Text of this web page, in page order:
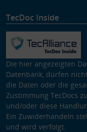
TecDoc Inside
Die hier angezeigten
Datenbank, dürfen
die Daten oder die
Zustimmung TecDocs
und/oder diese
Ein Zuwiderhandeln
und wird verfolgt.